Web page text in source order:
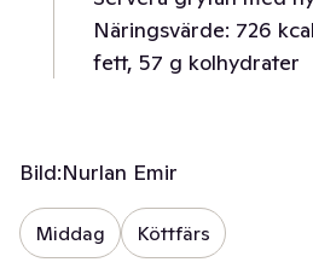
Näringsvärde: 726
fett, 57 g kolhydrater
Bild:Nurlan Emir
Middag Köttfärs